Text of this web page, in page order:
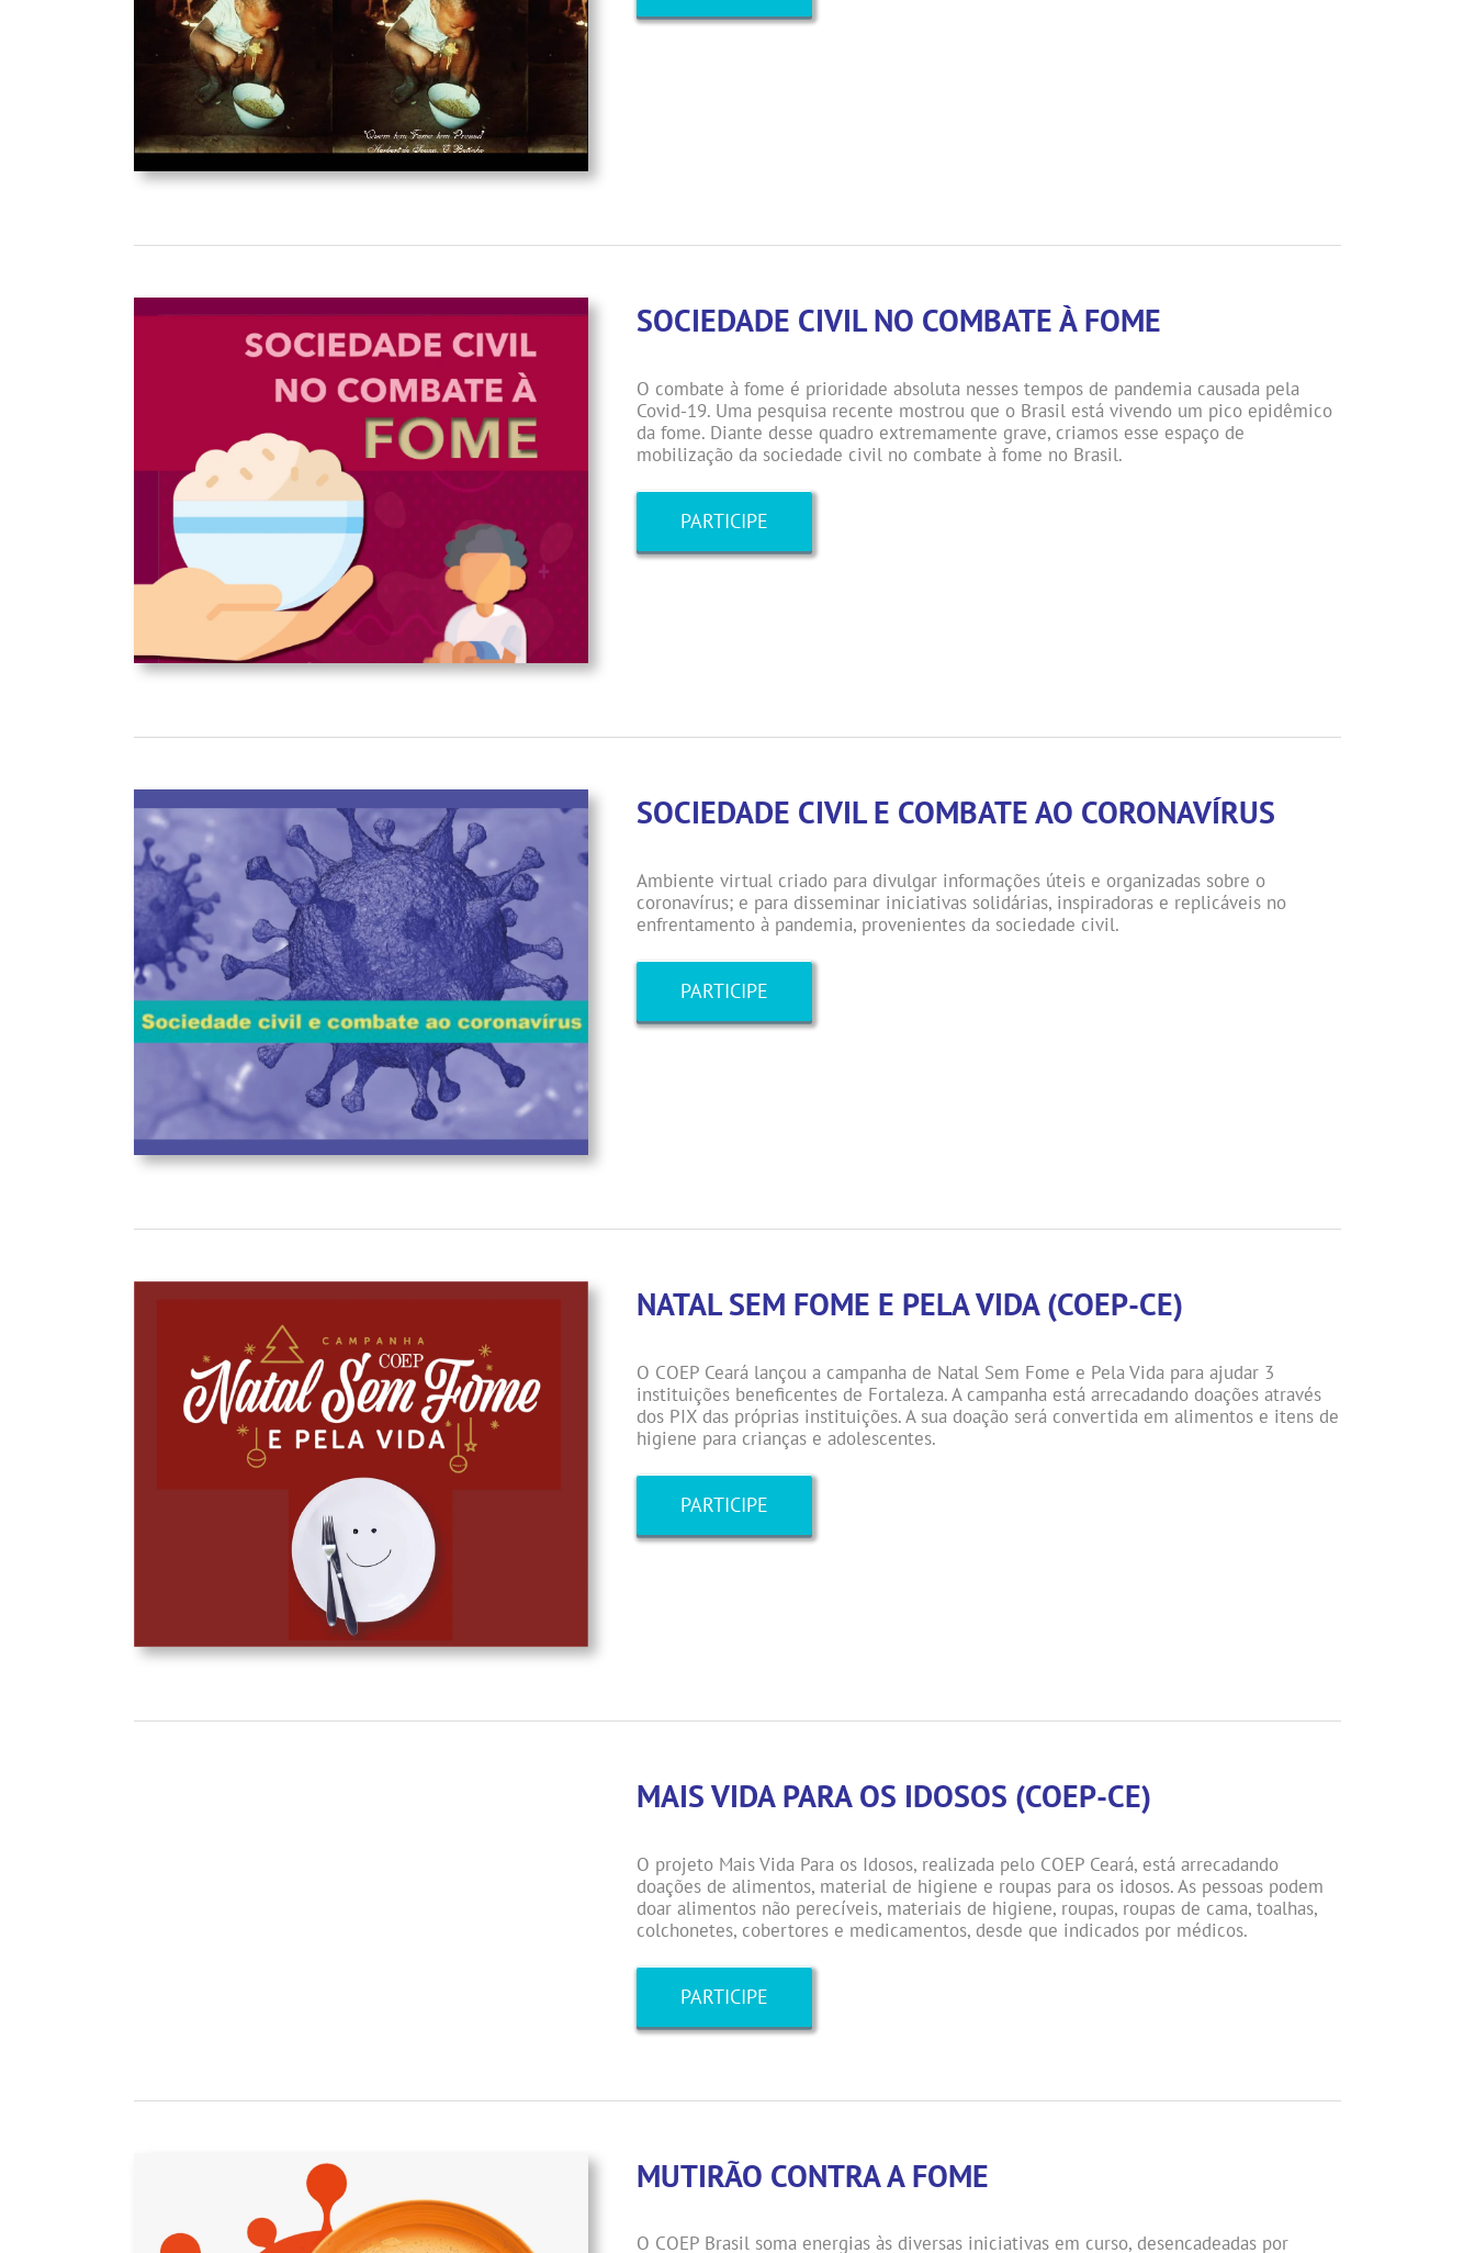
SOCIEDADE CIVIL NO COMBATE À FOME
O combate à fome é prioridade absoluta nesses tempos de pandemia causada pela
Covid-19. Uma pesquisa recente mostrou que o Brasil está vivendo um pico epidêmico
da fome. Diante desse quadro extremamente grave, criamos esse espaço de
mobilização da sociedade civil no combate à fome no Brasil.
PARTICIPE
SOCIEDADE CIVIL E COMBATE AO CORONAVÍRUS
Ambiente virtual criado para divulgar informações úteis e organizadas sobre o
coronavírus; e para disseminar iniciativas solidárias, inspiradoras e replicáveis no
enfrentamento à pandemia, provenientes da sociedade civil.
PARTICIPE
NATAL SEM FOME E PELA VIDA (COEP-CE)
O COEP Ceará lançou a campanha de Natal Sem Fome e Pela Vida para ajudar 3
instituições beneficentes de Fortaleza. A campanha está arrecadando doações através
dos PIX das próprias instituições. A sua doação será convertida em alimentos e itens de
higiene para crianças e adolescentes.
PARTICIPE
MAIS VIDA PARA OS IDOSOS (COEP-CE)
O projeto Mais Vida Para os Idosos, realizada pelo COEP Ceará, está arrecadando
doações de alimentos, material de higiene e roupas para os idosos. As pessoas podem
doar alimentos não perecíveis, materiais de higiene, roupas, roupas de cama, toalhas,
colchonetes, cobertores e medicamentos, desde que indicados por médicos.
PARTICIPE
MUTIRÃO CONTRA A FOME
O COEP Brasil soma energias às diversas iniciativas em curso, desencadeadas por